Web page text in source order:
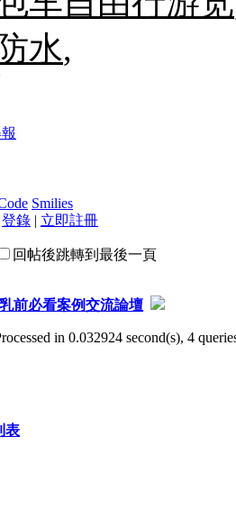
水,
Smilies
登錄 | 立即註冊
回帖後跳轉到最後一頁
前必看案例交流論壇
in 0.032924 second(s), 4
表